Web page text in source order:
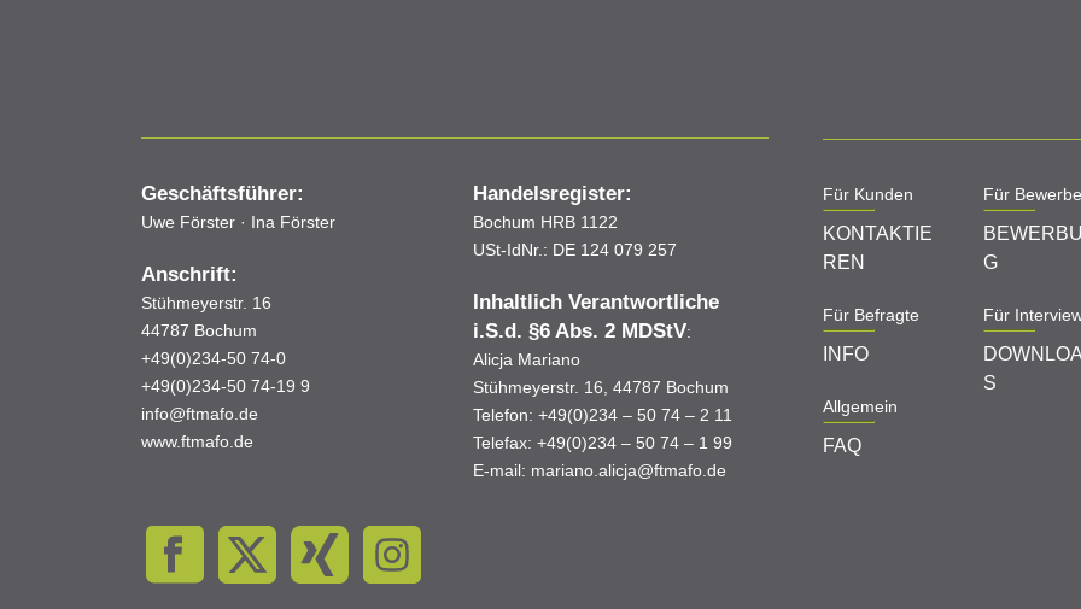
Geschäftsführer:
Uwe Förster · Ina Förster
Anschrift:
Stühmeyerstr. 16
44787 Bochum
+49(0)234-50 74-0
+49(0)234-50 74-19 9
info@ftmafo.de
www.ftmafo.de
Handelsregister:
Bochum HRB 1122
USt-IdNr.: DE 124 079 257
Inhaltlich Verantwortliche
i.S.d. §6 Abs. 2 MDStV:
Alicja Mariano
Stühmeyerstr. 16, 44787 Bochum
Telefon: +49(0)234 – 50 74 – 2 11
Telefax: +49(0)234 – 50 74 – 1 99
E-mail: mariano.alicja@ftmafo.de
Für Kunden
KONTAKTIE
REN
Für Befragte
INFO
Allgemein
FAQ
Für
G
Für
S